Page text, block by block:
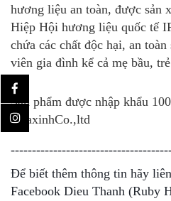
hương liệu an toàn, được sản
Hiệp Hội hương liệu quốc tế
chứa các chất độc hại, an
viên gia đình kể cả mẹ bầu,
Sản phẩm được nhập khẩu
HoaxinhCo.,ltd
Để biết thêm thông tin hãy
Facebook Dieu Thanh (Ruby